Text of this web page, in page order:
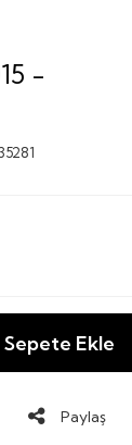
-
Sepete Ekle
Paylaş